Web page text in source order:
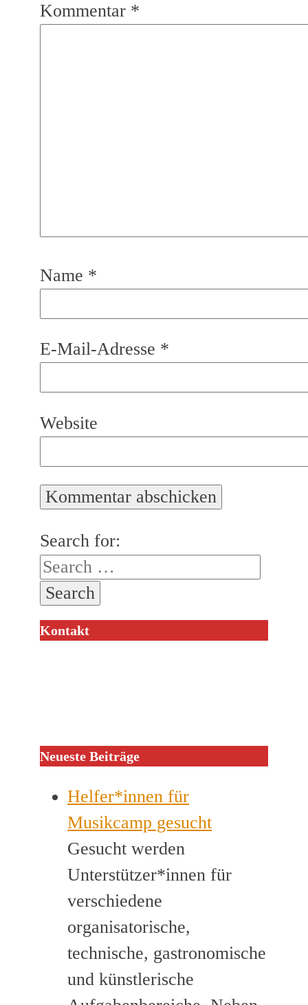
Kommentar *
Name *
E-Mail-Adresse *
Website
Search for:
Kontakt
Neueste Beiträge
Helfer*innen für
Musikcamp gesucht
Gesucht werden
Unterstützer*innen für
verschiedene
organisatorische,
technische, gastronomische
und künstlerische